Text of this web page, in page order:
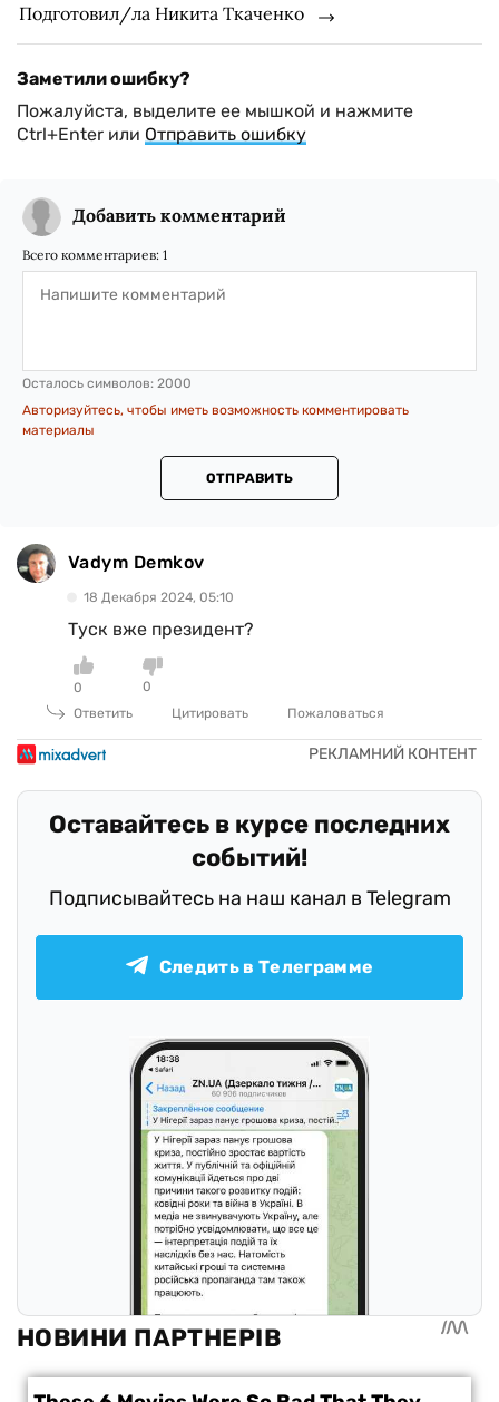
Подготовил/ла Никита Ткаченко
Заметили ошибку?
Пожалуйста, выделите ее мышкой и нажмите
Ctrl+Enter или Отправить ошибку
Добавить комментарий
Всего комментариев: 1
Осталось символов: 2000
Авторизуйтесь, чтобы иметь возможность комментировать
материалы
ОТПРАВИТЬ
Vadym Demkov
18 Декабря 2024, 05:10
Туск вже президент?
0
0
Ответить
Цитировать Пожаловаться
Оставайтесь в курсе последних
событий!
Подписывайтесь на наш канал в Telegram
Следить в Телеграмме